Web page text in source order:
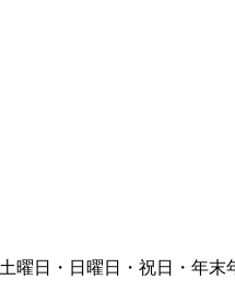
⼟曜⽇・⽇曜⽇・祝⽇・年末